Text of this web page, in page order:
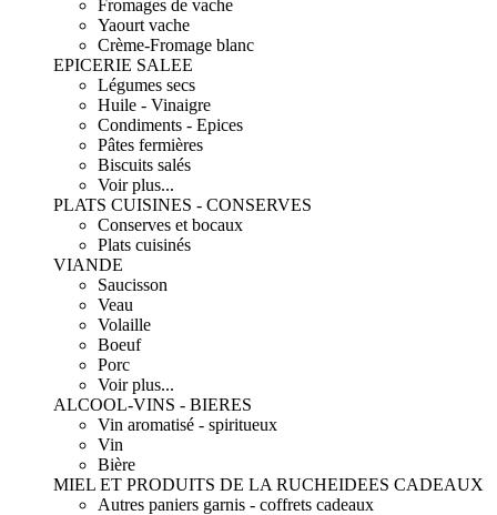
Fromages de vache
Yaourt vache
Crème-Fromage blanc
EPICERIE SALEE
Légumes secs
Huile - Vinaigre
Condiments - Epices
Pâtes fermières
Biscuits salés
Voir plus...
PLATS CUISINES - CONSERVES
Conserves et bocaux
Plats cuisinés
VIANDE
Saucisson
Veau
Volaille
Boeuf
Porc
Voir plus...
ALCOOL-VINS - BIERES
Vin aromatisé - spiritueux
Vin
Bière
MIEL ET PRODUITS DE LA RUCHEIDEES CADEAUX
Autres paniers garnis - coffrets cadeaux